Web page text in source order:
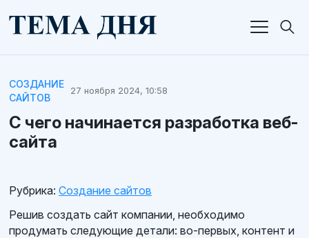
СОЗДАНИЕ
САЙТОВ
27 ноября 2024, 10:58
С чего начинается разработка веб-
сайта
Рубрика: Создание сайтов
Решив создать сайт компании, необходимо
продумать следующие детали: во-первых, контент и